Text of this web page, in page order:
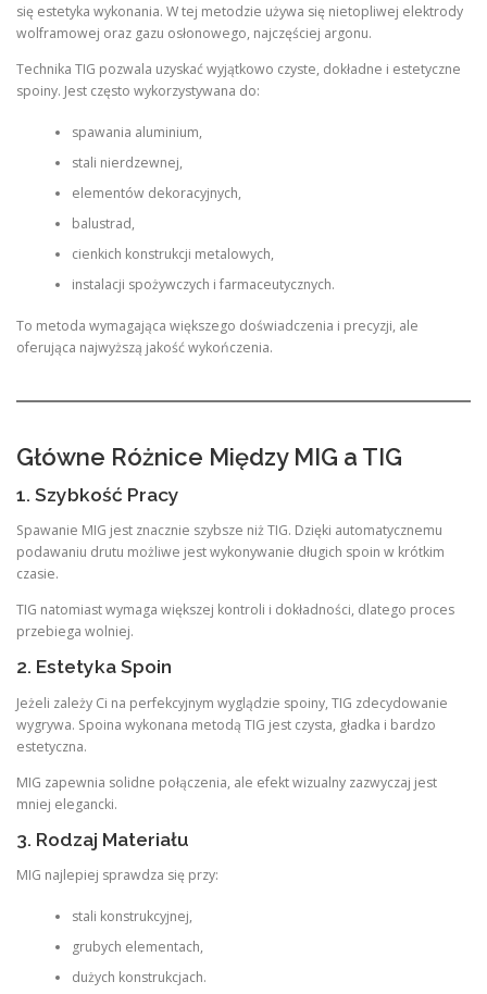
się estetyka wykonania. W tej metodzie używa się nietopliwej elektrody
wolframowej oraz gazu osłonowego, najczęściej argonu.
Technika TIG pozwala uzyskać wyjątkowo czyste, dokładne i estetyczne
spoiny. Jest często wykorzystywana do:
spawania aluminium,
stali nierdzewnej,
elementów dekoracyjnych,
balustrad,
cienkich konstrukcji metalowych,
instalacji spożywczych i farmaceutycznych.
To metoda wymagająca większego doświadczenia i precyzji, ale
oferująca najwyższą jakość wykończenia.
Główne Różnice Między MIG a TIG
1. Szybkość Pracy
Spawanie MIG jest znacznie szybsze niż TIG. Dzięki automatycznemu
podawaniu drutu możliwe jest wykonywanie długich spoin w krótkim
czasie.
TIG natomiast wymaga większej kontroli i dokładności, dlatego proces
przebiega wolniej.
2. Estetyka Spoin
Jeżeli zależy Ci na perfekcyjnym wyglądzie spoiny, TIG zdecydowanie
wygrywa. Spoina wykonana metodą TIG jest czysta, gładka i bardzo
estetyczna.
MIG zapewnia solidne połączenia, ale efekt wizualny zazwyczaj jest
mniej elegancki.
3. Rodzaj Materiału
MIG najlepiej sprawdza się przy:
stali konstrukcyjnej,
grubych elementach,
dużych konstrukcjach.